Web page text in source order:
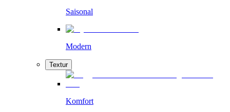
Saisonal
Modern
Textur
Komfort